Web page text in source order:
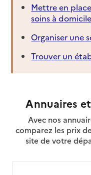
Mettre en
soins à domicile
Organiser une
Trouver un
Annuaires
Avec nos
comparez les prix
site de votre